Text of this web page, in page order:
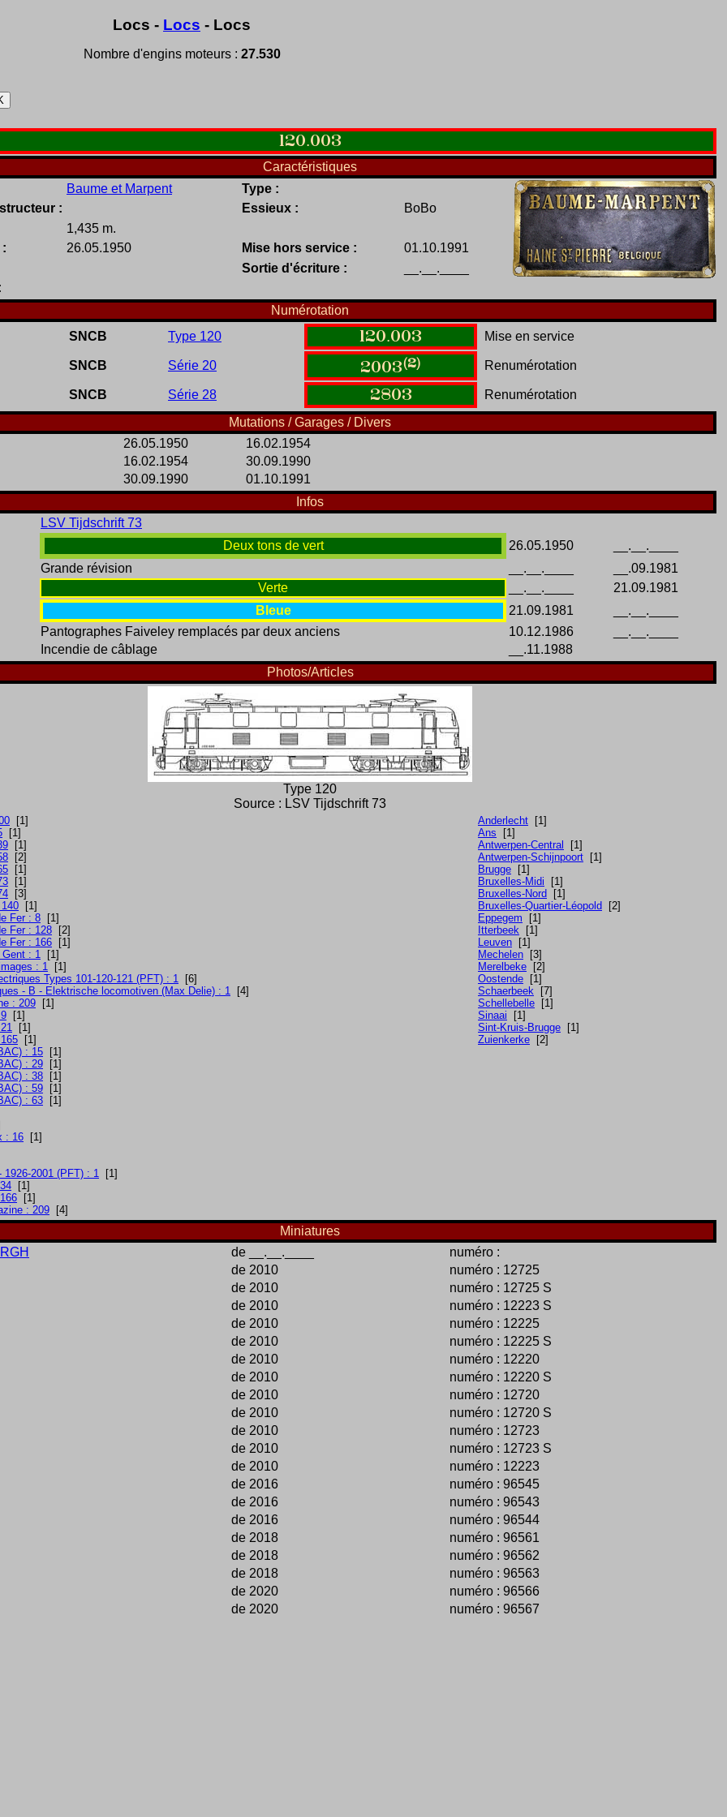
Locs - Locs - Locs
Nombre d'engins moteurs : 27.530
120.003
Caractéristiques
Baume et Marpent
Type :
:
Essieux :
BoBo
1,435 m.
26.05.1950 Mise hors service :
01.10.1991
Sortie d'écriture :
__.__.____
Numérotation
SNCB Type 120 120.003 Mise en service
SNCB Série 20 2003(2) Renumérotation
SNCB Série 28 2803
Renumérotation
Mutations / Garages / Divers
26.05.1950
16.02.1954
16.02.1954
30.09.1990
30.09.1990
01.10.1991
Infos
LSV Tijdschrift 73
Deux tons de vert 26.05.1950
__.__.____
Grande révision __.__.____
__.09.1981
Verte __.__.____
21.09.1981
Bleue 21.09.1981
__.__.____
Pantographes Faiveley remplacés par deux anciens 10.12.1986
__.__.____
Incendie de câblage
__.11.1988
Photos/Articles
Type 120
Source : LSV Tijdschrift 73
[1]
[1]
[1]
[2]
[1]
[1]
[3]
[1]
Fer : 8 [1]
Fer : 128 [2]
Fer : 166 [1]
Gent : 1 [1]
: 1 [1]
Types 101-120-121 (PFT) : 1 [6]
- B - Elektrische locomotiven (Max Delie) : 1 [4]
: 209 [1]
[1]
[1]
[1]
: 15 [1]
: 29 [1]
: 38 [1]
: 59 [1]
: 63 [1]
: 16 [1]
2001 (PFT) : 1 [1]
[1]
[1]
: 209 [4]
Anderlecht [1]
Ans [1]
Antwerpen-Central
[1]
Antwerpen-Schijnpoort [1]
Brugge [1]
Bruxelles-Midi [1]
Bruxelles-Nord [1]
Bruxelles-Quartier-Léopold [2]
Eppegem [1]
Itterbeek [1]
Leuven [1]
Mechelen [3]
Merelbeke [2]
Oostende [1]
Schaerbeek [7]
Schellebelle [1]
Sinaai [1]
Sint-Kruis-Brugge [1]
Zuienkerke [2]
Miniatures
de __.__.____
numéro :
de 2010
numéro : 12725
de 2010
numéro : 12725 S
de 2010
numéro : 12223 S
de 2010
numéro : 12225
de 2010
numéro : 12225 S
de 2010
numéro : 12220
de 2010
numéro : 12220 S
de 2010
numéro : 12720
de 2010
numéro : 12720 S
de 2010
numéro : 12723
de 2010
numéro : 12723 S
de 2010
numéro : 12223
de 2016
numéro : 96545
de 2016
numéro : 96543
de 2016
numéro : 96544
de 2018
numéro : 96561
de 2018
numéro : 96562
de 2018
numéro : 96563
de 2020
numéro : 96566
de 2020 numéro : 96567